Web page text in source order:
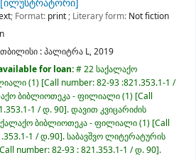
; Format: print ; Literary form: Not fiction
თბილისი :პალიტრა L,2019
for loan:# 22 საქალაქო
(1) Call number:82-93 :821.353.1-1 /
ბიბლიოთეკა - ფილიალი(1) Call
1 / დ. 90 .დავით კვიცარიძის
ბიბლიოთეკა - ფილიალი(1) Call
1 / დ.90 .საბავშვო ლიტერატურის
Call number:82-93 : 821.353.1-1 / დ. 90 .